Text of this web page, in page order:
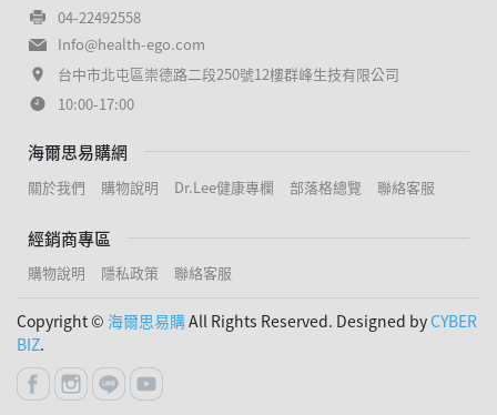
04-22492558
Info@health-ego.com
台中市北屯區崇德路二段250號12樓群峰生技有限公司
10:00-17:00
海爾思易購網
關於我們 購物說明 Dr.Lee健康專欄 部落格總覽 聯絡客服
經銷商專區
購物說明 隱私政策 聯絡客服
Copyright © 海爾思易購All Rights Reserved. Designed byCYBER
BIZ.